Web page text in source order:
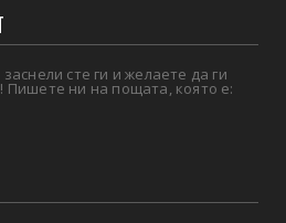
сте ги и желаете да ги
Пишете ни на пощата, която е: